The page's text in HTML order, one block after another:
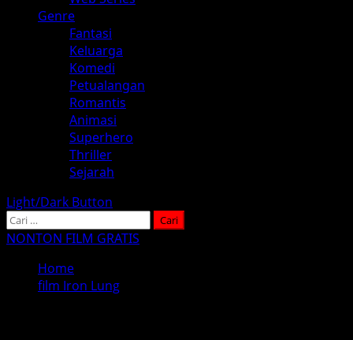
Genre
Fantasi
Keluarga
Komedi
Petualangan
Romantis
Animasi
Superhero
Thriller
Sejarah
Light/Dark Button
Cari
untuk:
NONTON FILM GRATIS
Home
film Iron Lung